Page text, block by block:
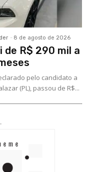
- 8 de agosto de 2026
de R$ 290 mil a
pelo candidato a
(PL), passou de R$...